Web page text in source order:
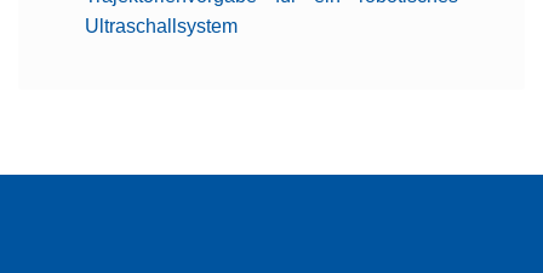
Ultraschallsystem